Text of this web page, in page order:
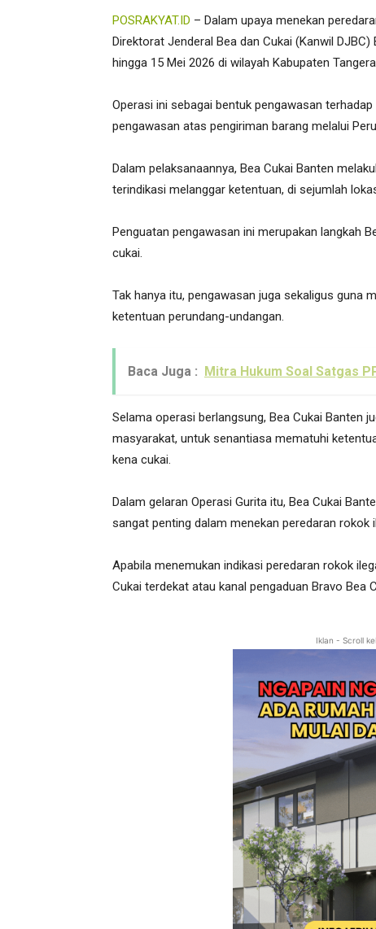
POSRAKYAT.ID – Dalam upaya menekan
Direktorat Jenderal Bea dan Cukai (Kanwil
hingga 15 Mei 2026 di wilayah Kabupaten
Operasi ini sebagai bentuk pengawasan
pengawasan atas pengiriman barang melalui
Dalam pelaksanaannya, Bea Cukai Banten
terindikasi melanggar ketentuan, di sejumlah
Penguatan pengawasan ini merupakan langkah
cukai.
Tak hanya itu, pengawasan juga sekaligus guna
ketentuan perundang-undangan.
Baca Juga : Mitra Hukum Soal Satgas
Selama operasi berlangsung, Bea Cukai Banten
masyarakat, untuk senantiasa mematuhi
kena cukai.
Dalam gelaran Operasi Gurita itu, Bea Cukai
sangat penting dalam menekan peredaran rokok
Apabila menemukan indikasi peredaran rokok
Cukai terdekat atau kanal pengaduan Bravo Bea
Iklan - Scroll